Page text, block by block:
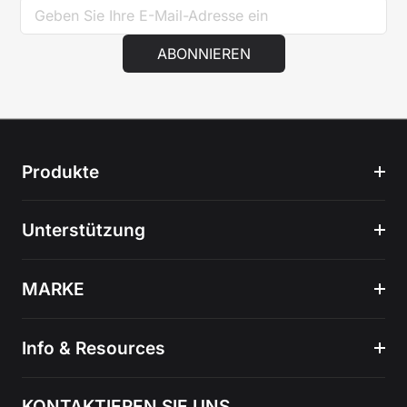
ABONNIEREN
Produkte
Unterstützung
MARKE
Info & Resources